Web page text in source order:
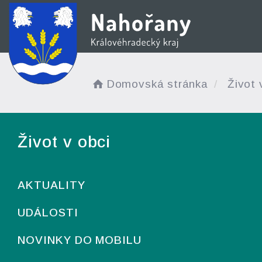
Domovská stránka Život
Život v obci
AKTUALITY
UDÁLOSTI
NOVINKY DO MOBILU